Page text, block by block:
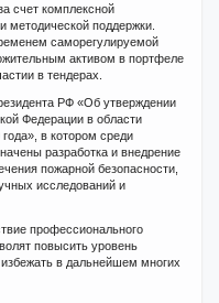
счет комплексной
методической поддержки.
саморегулируемой
активом в портфеле
в тендерах.
РФ «Об утверждении
Федерации в области
в котором среди
разработка и внедрение
пожарной безопасности,
исследований и
профессионального
повысить уровень
в дальнейшем многих